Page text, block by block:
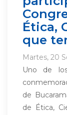
Ética,
que
Martes, 20
Uno de
de
de Ética,